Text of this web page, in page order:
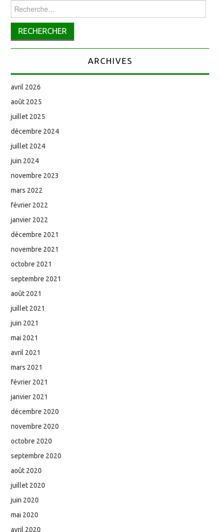
Rechercher :
ARCHIVES
avril 2026
août 2025
juillet 2025
décembre 2024
juillet 2024
juin 2024
novembre 2023
mars 2022
février 2022
janvier 2022
décembre 2021
novembre 2021
octobre 2021
septembre 2021
août 2021
juillet 2021
juin 2021
mai 2021
avril 2021
mars 2021
février 2021
janvier 2021
décembre 2020
novembre 2020
octobre 2020
septembre 2020
août 2020
juillet 2020
juin 2020
mai 2020
avril 2020